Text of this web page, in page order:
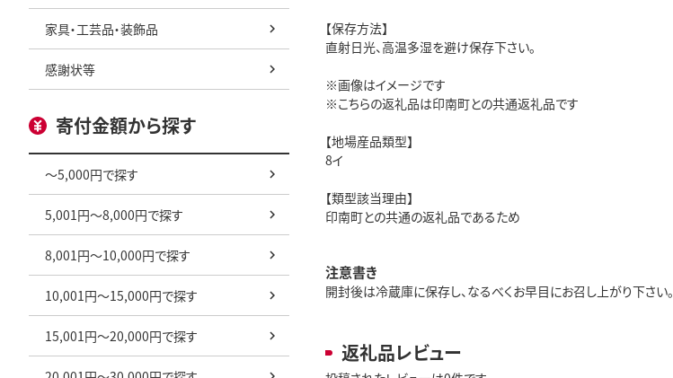
家具・工芸品・装飾品
感謝状等
寄付金額から探す
～5,000円で探す
5,001円～8,000円で探す
8,001円～10,000円で探す
10,001円～15,000円で探す
15,001円～20,000円で探す
【保存方法】
直射日光、高温多湿を避け保存下さい。
※画像はイメージです
※こちらの返礼品は印南町との共通返礼品です
【地場産品類型】
8イ
【類型該当理由】
印南町との共通の返礼品であるため
注意書き
開封後は冷蔵庫に保存し、なるべくお早目にお召し上がり下さい。
返礼品レビュー